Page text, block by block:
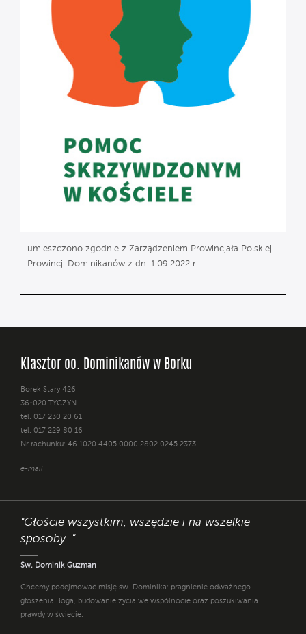
umieszczono zgodnie z Zarządzeniem Prowincjała Polskiej
Prowincji Dominikanów z dn. 1.09.2022 r.
Klasztor oo. Dominikanów w Borku
Borek Stary 426
36-020 TYCZYN
tel. 017 230 20 61
tel. 017 229 80 16
Nr rachunku: 46 1020 4405 0000 2802 0245 2373
e-mail
"Głoście wszystkim, wszędzie i na wszelkie
sposoby. "
Św. Dominik Guzman
Chcemy podejmować misję św. Dominika: pragnienie odważnego
głoszenia Boga, budowanie życia we wspólnocie oraz poszukiwania
prawdy w świecie.